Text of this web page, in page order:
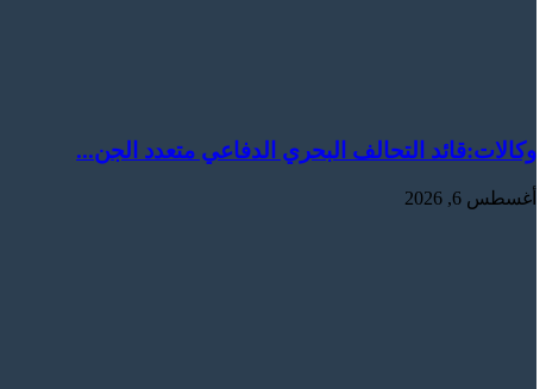
وكالات:قائد التحالف البحري الدفاعي متعدد الجن...
أغسطس 6, 2026